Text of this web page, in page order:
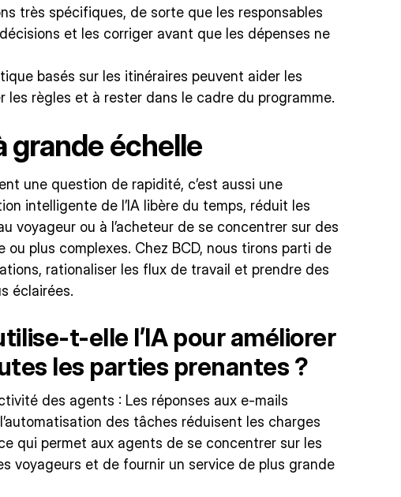
très spécifiques, de sorte que les responsables
et les corriger avant que les dépenses ne
basés sur les itinéraires peuvent aider les
les règles et à rester dans le cadre du programme.
grande échelle
une question de rapidité, c’est aussi une
intelligente de l’IA libère du temps, réduit les
voyageur ou à l’acheteur de se concentrer sur des
plus complexes. Chez BCD, nous tirons parti de
rationaliser les flux de travail et prendre des
éclairées.
t-elle l’IA pour améliorer
les parties prenantes ?
des agents : Les réponses aux e-mails
des tâches réduisent les charges
qui permet aux agents de se concentrer sur les
voyageurs et de fournir un service de plus grande